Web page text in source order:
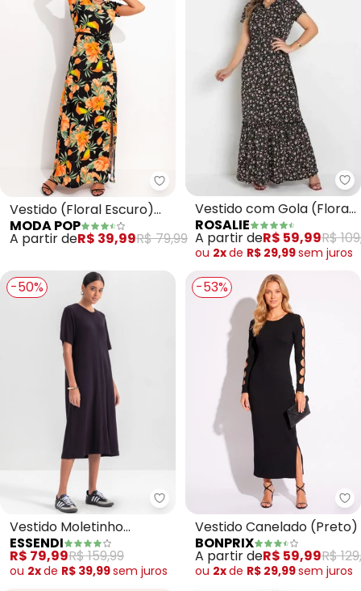
Moda Pop - Vestido (Floral
Vestido (Floral Escuro)
em Malha
MODA POP
A partir deR$ 39,99R$ 79,99
Vestido com Gola (Floral
Preto)
ROSALIE
A partir deR$ 59,99R$
ou 2xde R$ 29,99sem juros
-50%
Essendi - Vestido Moletinho
Vestido Moletinho
Feminino (Preto)
ESSENDI
R$ 79,99R$ 159,99
ou 2xde R$ 39,99sem juros
-53%
Vestido Canelado (Preto)
BONPRIX
A partir deR$ 59,99R$
ou 2xde R$ 29,99sem juros